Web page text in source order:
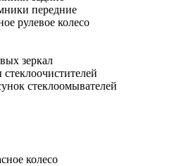
передние
рулевое колесо
зеркал
стеклоомывателей
колесо